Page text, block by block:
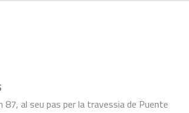
87, al seu pas per la travessia de Puente